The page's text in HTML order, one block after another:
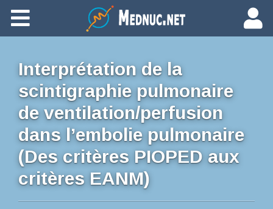
Ajouter du contenu
Interprétation de la
scintigraphie pulmonaire
de ventilation/perfusion
dans l’embolie pulmonaire
(Des critères PIOPED aux
critères EANM)